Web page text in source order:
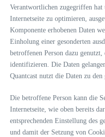
Verantwortlichen zugegriffen
Internetseite zu optimieren,
Komponente erhobenen Daten
Einholung einer gesonderten
betroffenen Person dazu
identifizieren. Die Daten
Quantcast nutzt die Daten zu
Die betroffene Person kann die
Internetseite, wie oben bereits
entsprechenden Einstellung des
und damit der Setzung von